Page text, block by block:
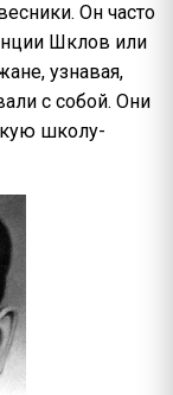
Он часто
Шклов или
узнавая,
с собой. Они
школу-